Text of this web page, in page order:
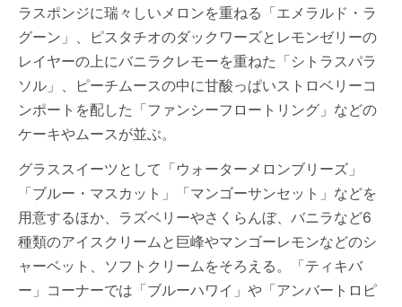
ラスポンジに瑞々しいメロンを重ねる「エメラルド・ラ
グーン」、ピスタチオのダックワーズとレモンゼリーの
レイヤーの上にバニラクレモーを重ねた「シトラスパラ
ソル」、ピーチムースの中に甘酸っぱいストロベリーコ
ンポートを配した「ファンシーフロートリング」などの
ケーキやムースが並ぶ。
グラススイーツとして「ウォーターメロンブリーズ」
「ブルー・マスカット」「マンゴーサンセット」などを
用意するほか、ラズベリーやさくらんぼ、バニラなど6
種類のアイスクリームと巨峰やマンゴーレモンなどのシ
ャーベット、ソフトクリームをそろえる。「ティキバ
ー」コーナーでは「ブルーハワイ」や「アンバートロピ